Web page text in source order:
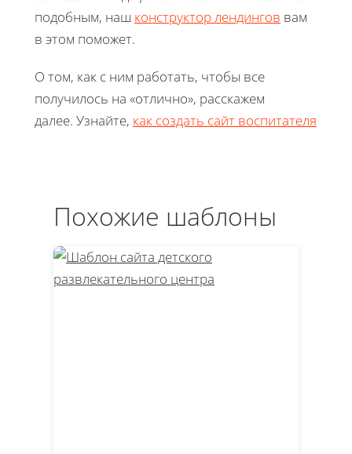
подобным, наш конструктор лендингов вам
в этом поможет.
О том, как с ним работать, чтобы все
получилось на «отлично», расскажем
далее. Узнайте, как создать сайт воспитателя
Похожие шаблоны